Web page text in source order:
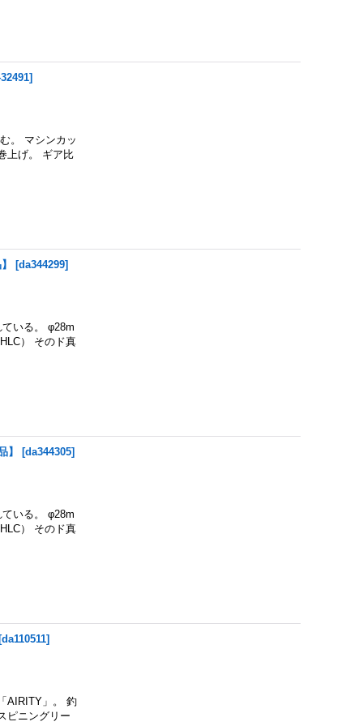
]
。 マシンカッ
上げ。 ギア比
[da344299]
いる。 φ28m
） そのド真
】 [da344305]
いる。 φ28m
） そのド真
da110511]
AIRITY」。 釣
ピニングリー